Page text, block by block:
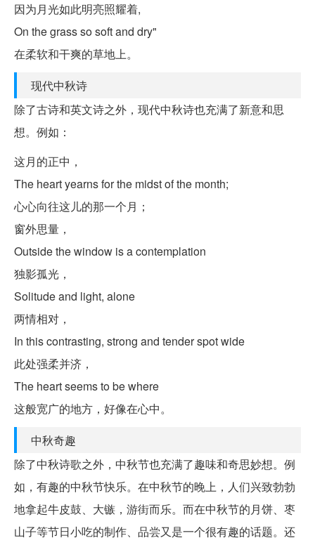
因为月光如此明亮照耀着,
On the grass so soft and dry"
在柔软和干爽的草地上。
现代中秋诗
除了古诗和英文诗之外，现代中秋诗也充满了新意和思
想。例如：
这月的正中，
The heart yearns for the midst of the month;
心心向往这儿的那一个月；
窗外思量，
Outside the window is a contemplation
独影孤光，
Solitude and light, alone
两情相对，
In this contrasting, strong and tender spot wide
此处强柔并济，
The heart seems to be where
这般宽广的地方，好像在心中。
中秋奇趣
除了中秋诗歌之外，中秋节也充满了趣味和奇思妙想。例
如，有趣的中秋节快乐。在中秋节的晚上，人们兴致勃勃
地拿起牛皮鼓、大镞，游街而乐。而在中秋节的月饼、枣
山子等节日小吃的制作、品尝又是一个很有趣的话题。还